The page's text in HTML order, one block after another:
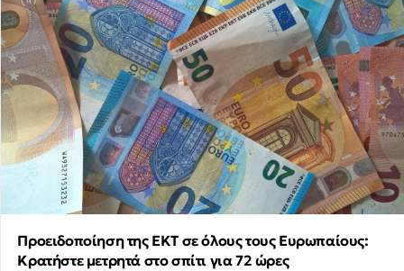
Προειδοποίηση της ΕΚΤ σε όλους τους Ευρωπαίους:
Κρατήστε μετρητά στο σπίτι για 72 ώρες